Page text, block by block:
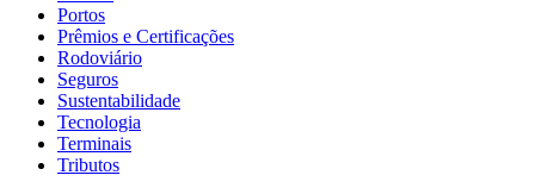
Portos
Prêmios e Certificações
Rodoviário
Seguros
Sustentabilidade
Tecnologia
Terminais
Tributos